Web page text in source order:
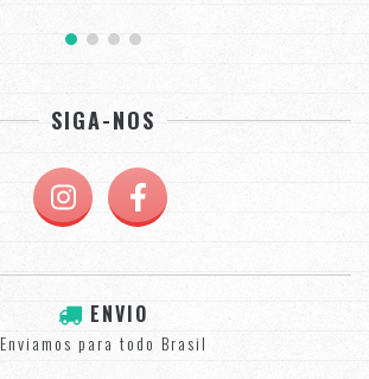
SIGA-NOS
ENVIO
Enviamos para todo Brasil